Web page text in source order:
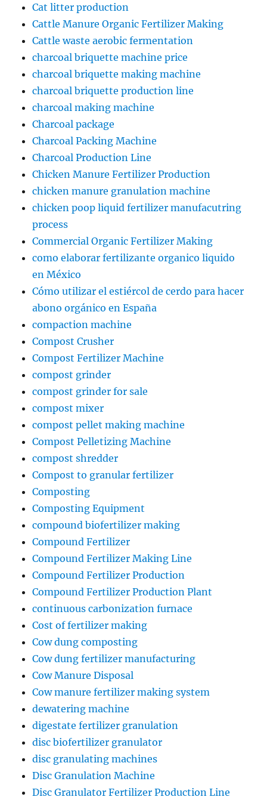
Cat litter production
Cattle Manure Organic Fertilizer Making
Cattle waste aerobic fermentation
charcoal briquette machine price
charcoal briquette making machine
charcoal briquette production line
charcoal making machine
Charcoal package
Charcoal Packing Machine
Charcoal Production Line
Chicken Manure Fertilizer Production
chicken manure granulation machine
chicken poop liquid fertilizer manufacutring
process
Commercial Organic Fertilizer Making
como elaborar fertilizante organico liquido
en México
Cómo utilizar el estiércol de cerdo para hacer
abono orgánico en España
compaction machine
Compost Crusher
Compost Fertilizer Machine
compost grinder
compost grinder for sale
compost mixer
compost pellet making machine
Compost Pelletizing Machine
compost shredder
Compost to granular fertilizer
Composting
Composting Equipment
compound biofertilizer making
Compound Fertilizer
Compound Fertilizer Making Line
Compound Fertilizer Production
Compound Fertilizer Production Plant
continuous carbonization furnace
Cost of fertilizer making
Cow dung composting
Cow dung fertilizer manufacturing
Cow Manure Disposal
Cow manure fertilizer making system
dewatering machine
digestate fertilizer granulation
disc biofertilizer granulator
disc granulating machines
Disc Granulation Machine
Disc Granulator Fertilizer Production Line